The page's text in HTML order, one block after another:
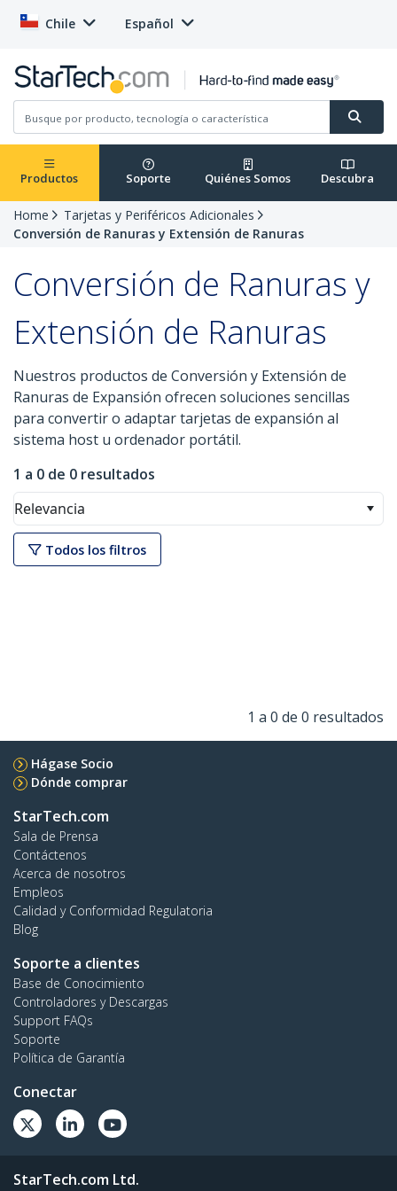
Chile Español
Productos Soporte Quiénes Somos Descubra
Home
Tarjetas y Periféricos Adicionales
Conversión de Ranuras y Extensión de Ranuras
Conversión de Ranuras y
Extensión de Ranuras
Nuestros productos de Conversión y Extensión de
Ranuras de Expansión ofrecen soluciones sencillas
para convertir o adaptar tarjetas de expansión al
sistema host u ordenador portátil.
1 a 0 de 0 resultados
Relevancia
Todos los filtros
1 a 0 de 0 resultados
Hágase Socio
Dónde comprar
StarTech.com
Sala de Prensa
Contáctenos
Acerca de nosotros
Empleos
Calidad y Conformidad Regulatoria
Blog
Soporte a clientes
Base de Conocimiento
Controladores y Descargas
Support FAQs
Soporte
Política de Garantía
Conectar
StarTech.com Ltd.